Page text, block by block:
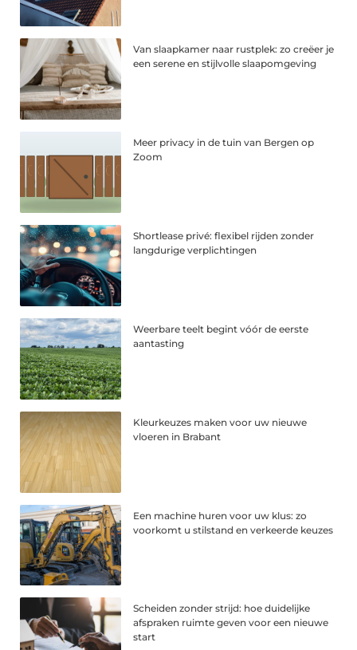
Van slaapkamer naar rustplek: zo creëer je
een serene en stijlvolle slaapomgeving
Meer privacy in de tuin van Bergen op
Zoom
Shortlease privé: flexibel rijden zonder
langdurige verplichtingen
Weerbare teelt begint vóór de eerste
aantasting
Kleurkeuzes maken voor uw nieuwe
vloeren in Brabant
Een machine huren voor uw klus: zo
voorkomt u stilstand en verkeerde keuzes
Scheiden zonder strijd: hoe duidelijke
afspraken ruimte geven voor een nieuwe
start